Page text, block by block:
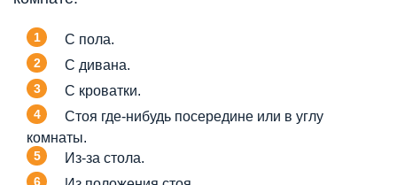
С пола.
С дивана.
С кроватки.
Стоя где-нибудь посередине или в углу
комнаты.
Из-за стола.